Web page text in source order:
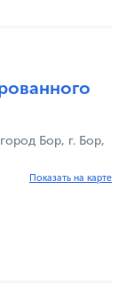
Бор, г. Бор,
Показать на карте